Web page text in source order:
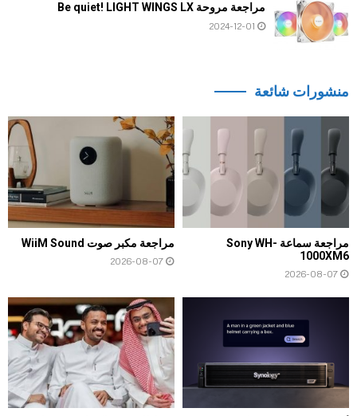
مراجعة مروحة Be quiet! LIGHT WINGS LX
2024-12-01
منشورات شائعة
مراجعة سماعة Sony WH-
1000XM6
2026-08-07
مراجعة مكبر صوت WiiM Sound
2026-08-07